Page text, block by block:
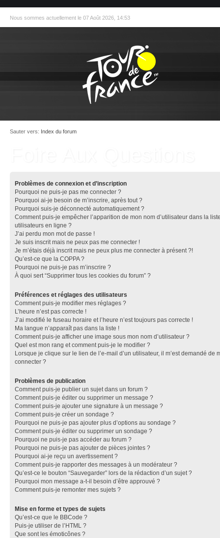
Nous sommes actuellement le 07 Août 2026, 14:53
Sauter vers: Index du forum
Problèmes de connexion et d’inscription
Pourquoi ne puis-je pas me connecter ?
Pourquoi ai-je besoin de m’inscrire, après tout ?
Pourquoi suis-je déconnecté automatiquement ?
Comment puis-je empêcher l’apparition de mon nom d’utilisateur dans la
utilisateurs en ligne ?
J’ai perdu mon mot de passe !
Je suis inscrit mais ne peux pas me connecter !
Je m’étais déjà inscrit mais ne peux plus me connecter à présent ?!
Qu’est-ce que la COPPA ?
Pourquoi ne puis-je pas m’inscrire ?
À quoi sert “Supprimer tous les cookies du forum” ?
Préférences et réglages des utilisateurs
Comment puis-je modifier mes réglages ?
L’heure n’est pas correcte !
J’ai modifié le fuseau horaire et l’heure n’est toujours pas correcte !
Ma langue n’apparaît pas dans la liste !
Comment puis-je afficher une image sous mon nom d’utilisateur ?
Quel est mon rang et comment puis-je le modifier ?
Lorsque je clique sur le lien de l’e-mail d’un utilisateur, il m’est demandé de
connecter ?
Problèmes de publication
Comment puis-je publier un sujet dans un forum ?
Comment puis-je éditer ou supprimer un message ?
Comment puis-je ajouter une signature à un message ?
Comment puis-je créer un sondage ?
Pourquoi ne puis-je pas ajouter plus d’options au sondage ?
Comment puis-je éditer ou supprimer un sondage ?
Pourquoi ne puis-je pas accéder au forum ?
Pourquoi ne puis-je pas ajouter de pièces jointes ?
Pourquoi ai-je reçu un avertissement ?
Comment puis-je rapporter des messages à un modérateur ?
Qu’est-ce le bouton “Sauvegarder” lors de la rédaction d’un sujet ?
Pourquoi mon message a-t-il besoin d’être approuvé ?
Comment puis-je remonter mes sujets ?
Mise en forme et types de sujets
Qu’est-ce que le BBCode ?
Puis-je utiliser de l’HTML ?
Que sont les émoticônes ?